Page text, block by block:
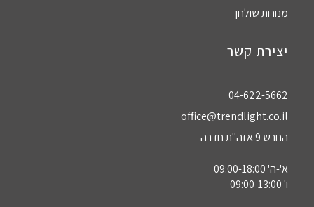
מנורות שולחן
יצירת קשר
04-622-5662‏
office@trendlight.co.il
החרש 9 אזה"ת חדרה
א'-ה' 09:00-18:00
ו' 09:00-13:00